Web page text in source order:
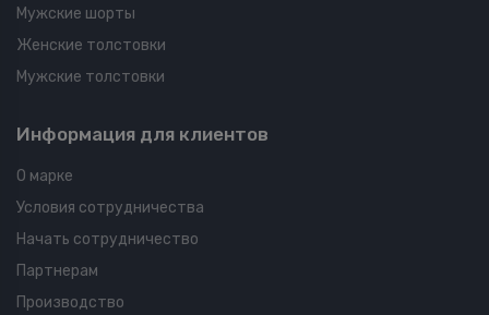
Мужские шорты
Женские толстовки
Мужские толстовки
Информация для клиентов
О марке
Условия сотрудничества
Начать сотрудничество
Партнерам
Производство